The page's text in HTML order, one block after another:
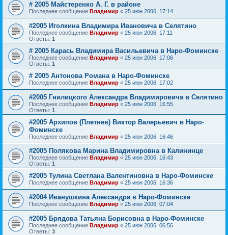
# 2005 Майстеренко А. Г. в районе
Последнее сообщение Владимир « 25 июн 2006, 17:14
#2005 Иголкина Владимира Ивановича в Селятино
Последнее сообщение Владимир « 25 июн 2006, 17:11
Ответы: 1
# 2005 Карась Владимира Васильевича в Наро-Фоминске
Последнее сообщение Владимир « 25 июн 2006, 17:06
Ответы: 1
# 2005 Антонова Романа в Наро-Фоминске
Последнее сообщение Владимир « 25 июн 2006, 17:02
#2005 Гнилицкого Александра Владимировича в Селятино
Последнее сообщение Владимир « 25 июн 2006, 16:55
Ответы: 1
#2005 Архипов (Плетнев) Виктор Валерьевич в Наро-
Фоминске
Последнее сообщение Владимир « 25 июн 2006, 16:46
#2005 Полякова Марина Владимировна в Калининце
Последнее сообщение Владимир « 25 июн 2006, 16:43
Ответы: 1
#2005 Тулина Светлана Валентиновна в Наро-Фоминске
Последнее сообщение Владимир « 25 июн 2006, 16:36
#2004 Иванушкина Александра в Наро-Фоминске
Последнее сообщение Владимир « 25 июн 2006, 07:04
#2005 Брядова Татьяна Борисовна в Наро-Фоминске
Последнее сообщение Владимир « 25 июн 2006, 06:56
Ответы: 3